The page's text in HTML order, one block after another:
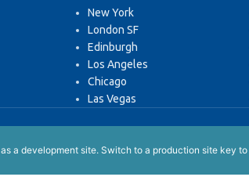
New York
London SF
Edinburgh
Los Angeles
Chicago
Las Vegas
as a development site. Switch to a production site key to